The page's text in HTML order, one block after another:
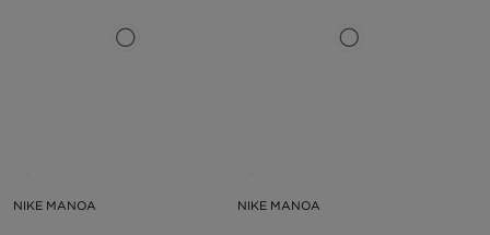
NIKE MANOA NIKE MANOA